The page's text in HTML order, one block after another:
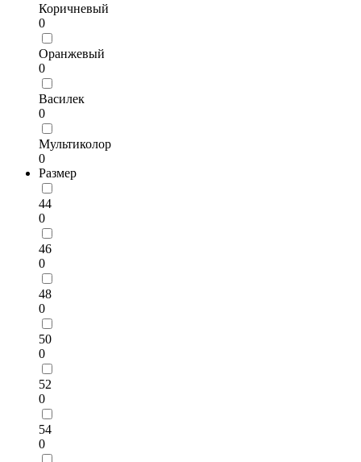
Коричневый
0
Оранжевый
0
Василек
0
Мультиколор
0
Размер
44
0
46
0
48
0
50
0
52
0
54
0